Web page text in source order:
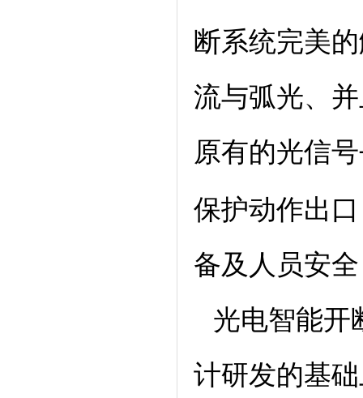
断系统完美
流与弧光、
原有的光信号
保护动作出
备及人员安
光电智能开
计研发的基